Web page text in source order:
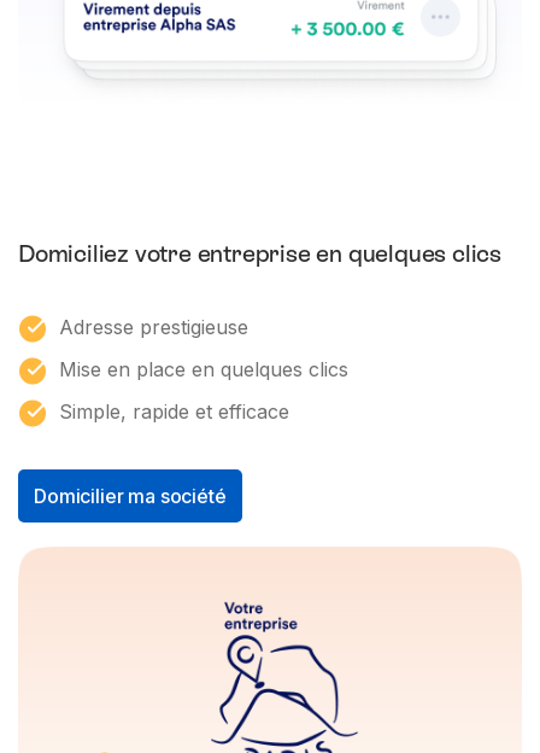
Domiciliez votre entreprise en quelques clics
Adresse prestigieuse
Mise en place en quelques clics
Simple, rapide et efficace
Domicilier ma société